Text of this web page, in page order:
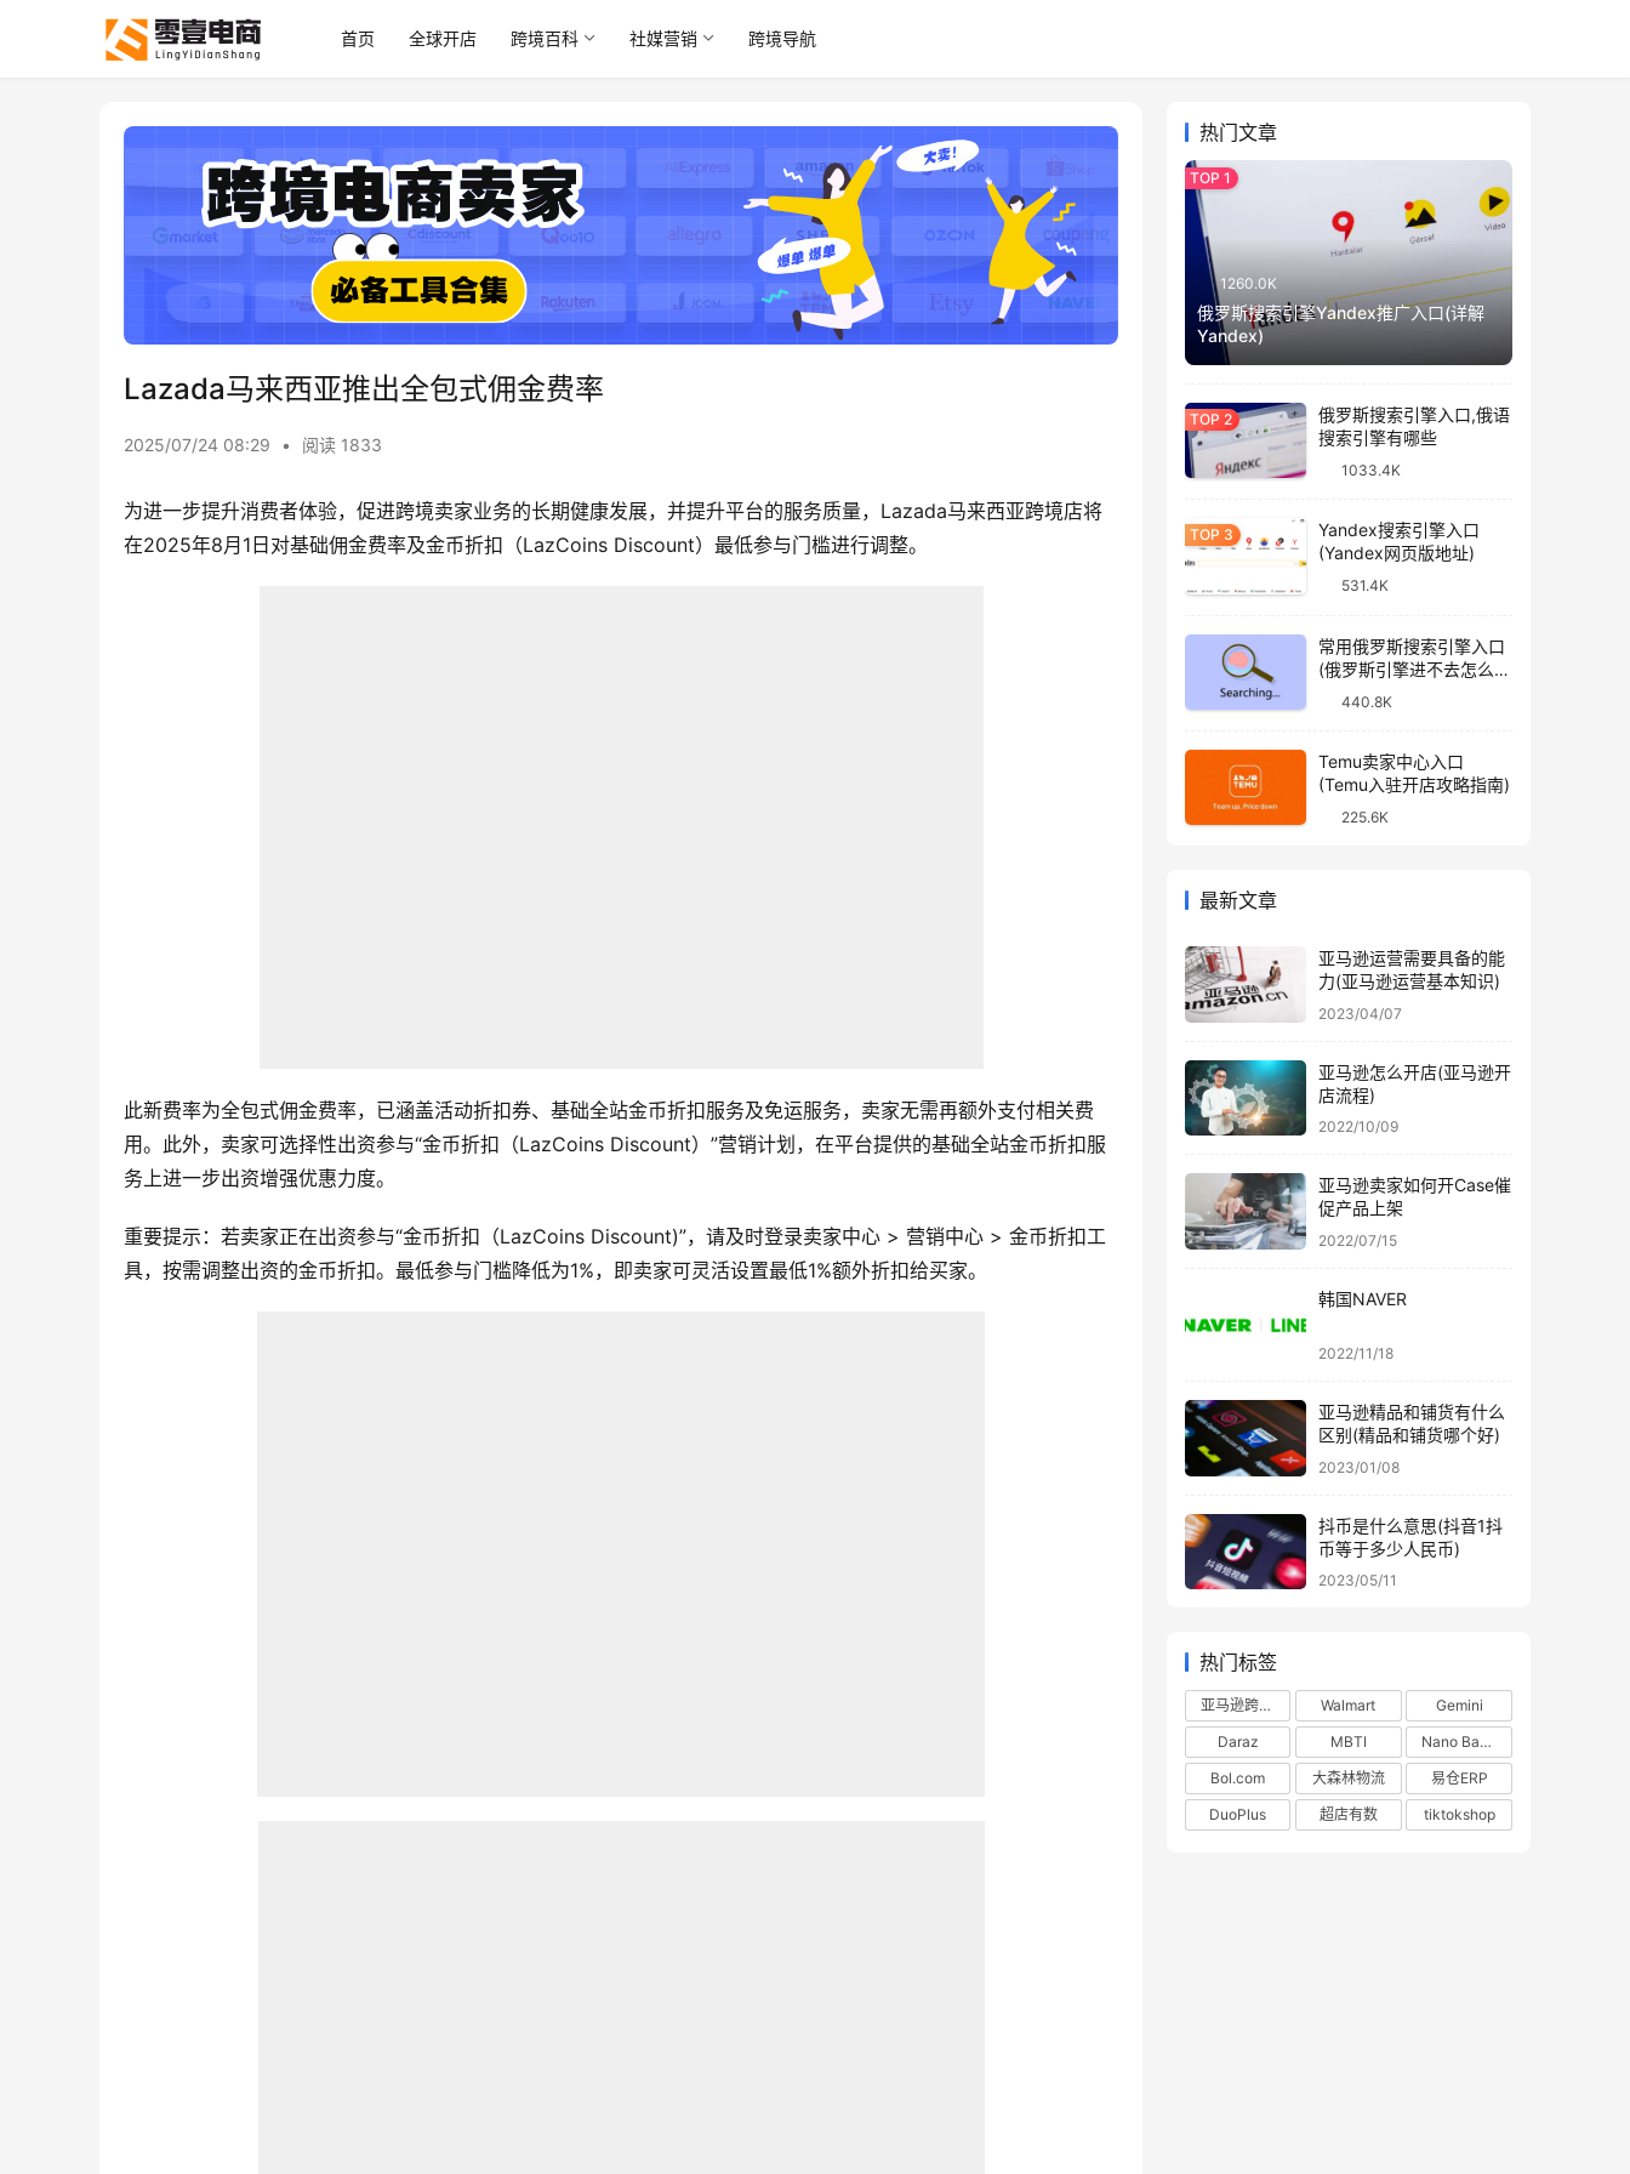
首页 全球开店 跨境百科 社媒营销 跨境导航
Lazada马来西亚推出全包式佣金费率
2025/07/24 08:29 • 阅读 1833
为进一步提升消费者体验，促进跨境卖家业务的长期健康发展，并提升平台的服务质量，Lazada马来西亚跨境店将
在2025年8月1日对基础佣金费率及金币折扣（LazCoins Discount）最低参与门槛进行调整。
此新费率为全包式佣金费率，已涵盖活动折扣券、基础全站金币折扣服务及免运服务，卖家无需再额外支付相关费
用。此外，卖家可选择性出资参与“金币折扣（LazCoins Discount）”营销计划，在平台提供的基础全站金币折扣服
务上进一步出资增强优惠力度。
重要提示：若卖家正在出资参与“金币折扣（LazCoins Discount)”，请及时登录卖家中心 > 营销中心 > 金币折扣工
具，按需调整出资的金币折扣。最低参与门槛降低为1%，即卖家可灵活设置最低1%额外折扣给买家。
热门文章
1260.0K
俄罗斯搜索引擎Yandex推广入口(详解
Yandex)
俄罗斯搜索引擎入口,俄语
搜索引擎有哪些
1033.4K
Yandex搜索引擎入口
(Yandex网页版地址)
531.4K
常用俄罗斯搜索引擎入口
(俄罗斯引擎进不去怎么
440.8K
Temu卖家中心入口
(Temu入驻开店攻略指南)
225.6K
最新文章
亚马逊运营需要具备的能
力(亚马逊运营基本知识)
2023/04/07
亚马逊怎么开店(亚马逊开
店流程)
2022/10/09
亚马逊卖家如何开Case催
促产品上架
2022/07/15
韩国NAVER
2022/11/18
亚马逊精品和铺货有什么
区别(精品和铺货哪个好)
2023/01/08
抖币是什么意思(抖音1抖
币等于多少人民币)
2023/05/11
热门标签
亚马逊跨境电商 Walmart
Gemini
Daraz
MBTI
Nano Banana
Bol.com
大森林物流
易仓ERP
DuoPlus
超店有数 tiktokshop